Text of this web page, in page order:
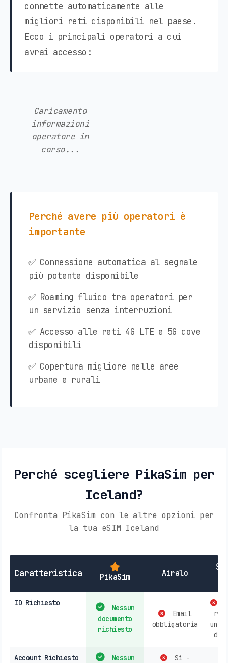
connette automaticamente alle
migliori reti disponibili nel paese.
Ecco i principali operatori a cui
avrai accesso:
Caricamento
informazioni
operatore in
corso...
Perché avere più operatori è
importante
✅ Connessione automatica al segnale
più potente disponibile
✅ Roaming fluido tra operatori per
un servizio senza interruzioni
✅ Accesso alle reti 4G LTE e 5G dove
disponibili
✅ Copertura migliore nelle aree
urbane e rurali
Perché scegliere PikaSim per
Iceland?
Confronta PikaSim con le altre opzioni per
la tua eSIM Iceland
Caratteristica PikaSim Airalo
ID Richiesto
Nessun
documento
richiesto
Email
obbligatoria
un
Account Richiesto
Nessun
Sì -